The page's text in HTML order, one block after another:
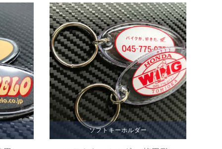
ソフトキーホルダー